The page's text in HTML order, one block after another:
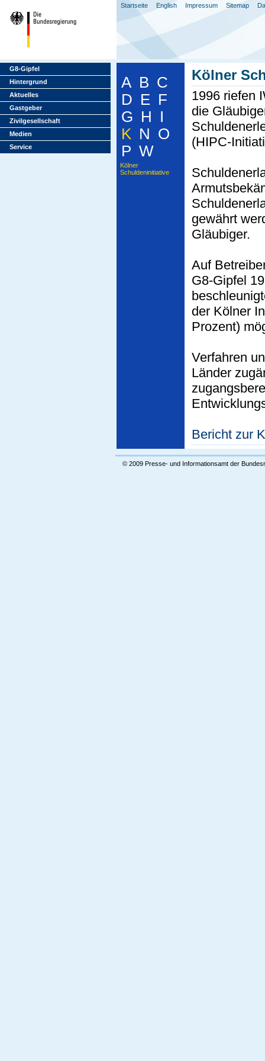
Startseite English Impressum Sitemap
G8-Gipfel
Hintergrund
Aktuelles
Gastgeber
Zivilgesellschaft
Medien
Service
A B C
D E F
G H
I
K N O
P W
Kölner
Schuldeninitiative
Kölner
1996 riefen
die
(HIPC-
gewährt
Gläubiger.
Auf
G8-Gipfel
der Kölner
Prozent)
Verfahren
Länder
Bericht zur
© 2009 Presse- und Informationsamt der